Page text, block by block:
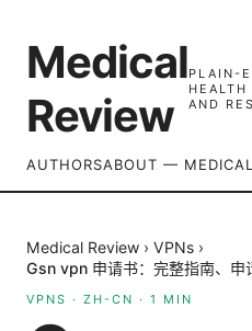
Medical
Review
PLAIN-
AND
AUTHORSABOUT —
Medical Review › VPNs ›
Gsn vpn 申请书：完整指南、申
VPNS · ZH-CN · 1 MIN